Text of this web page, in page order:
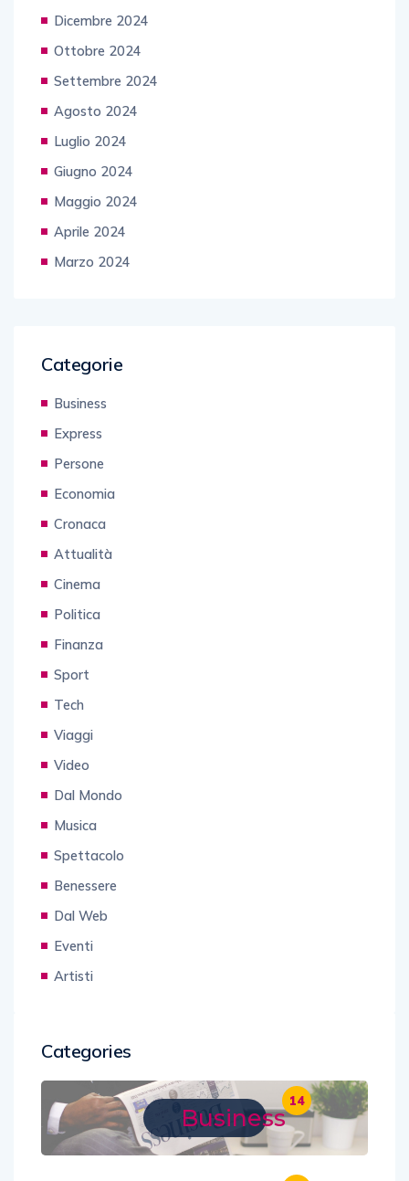
Dicembre 2024
Ottobre 2024
Settembre 2024
Agosto 2024
Luglio 2024
Giugno 2024
Maggio 2024
Aprile 2024
Marzo 2024
Categorie
Business
Express
Persone
Economia
Cronaca
Attualità
Cinema
Politica
Finanza
Sport
Tech
Viaggi
Video
Dal Mondo
Musica
Spettacolo
Benessere
Dal Web
Eventi
Artisti
Categories
Business
14